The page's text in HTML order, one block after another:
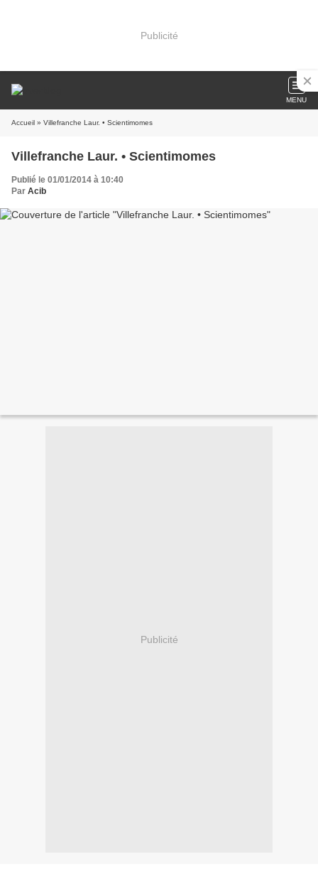
Publicité
MENU
Accueil » Villefranche Laur. • Scientimomes
Villefranche Laur. • Scientimomes
Publié le 01/01/2014 à 10:40
Par Acib
Publicité